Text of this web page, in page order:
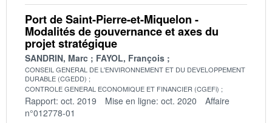
Port de Saint-Pierre-et-Miquelon -
Modalités de gouvernance et axes du
projet stratégique
SANDRIN, Marc FAYOL, François
CONSEIL GENERAL DE L'ENVIRONNEMENT ET DU DEVELOPPEMENT
DURABLE (CGEDD)
CONTROLE GENERAL ECONOMIQUE ET FINANCIER (CGEFi)
Rapport: oct. 2019 Mise en ligne: oct. 2020
Affaire
n°012778-01